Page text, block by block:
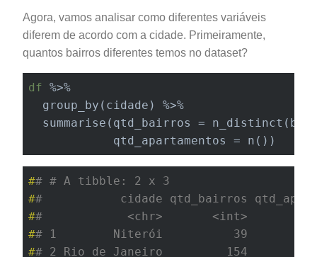
Agora, vamos analisar como diferentes variáveis
diferem de acordo com a cidade. Primeiramente,
quantos bairros diferentes temos no dataset?
df %>%
  group_by(cidade) %>%
summarise(qtd_bairros =
            qtd_apartamentos = n())
## # A tibble: 2 x 3
##           cidade qtd_bairros
##            <chr>       <int>
## 1        Niterói          39
## 2 Rio de Janeiro         154